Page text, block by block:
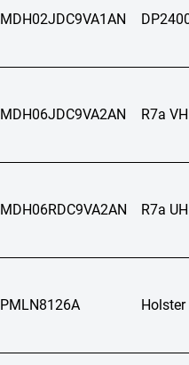
MDH02JDC9VA1AN
MDH06JDC9VA2AN R7a
MDH06RDC9VA2AN R7a
PMLN8126A Holster